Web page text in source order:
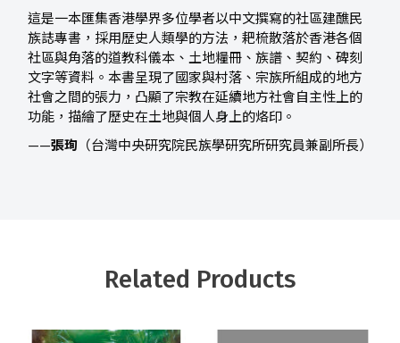
這是一本匯集香港學界多位學者以中文撰寫的社區建醮民
族誌專書，採用歷史人類學的方法，耙梳散落於香港各個
社區與角落的道教科儀本、土地糧冊、族譜、契約、碑刻
文字等資料。本書呈現了國家與村落、宗族所組成的地方
社會之間的張力，凸顯了宗教在延續地方社會自主性上的
功能，描繪了歷史在土地與個人身上的烙印。
——張珣 （台灣中央研究院民族學研究所研究員兼副所長）
Related Products